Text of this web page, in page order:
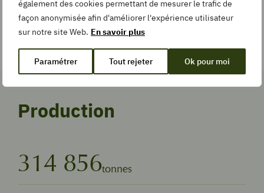
également des cookies permettant de mesurer le trafic de
façon anonymisée afin d'améliorer l'expérience utilisateur
sur notre site Web. En savoir plus
Paramétrer Tout rejeter Ok pour moi
F : Période de l'ail frais et de la noix fraîche
Production
314 856tonnes